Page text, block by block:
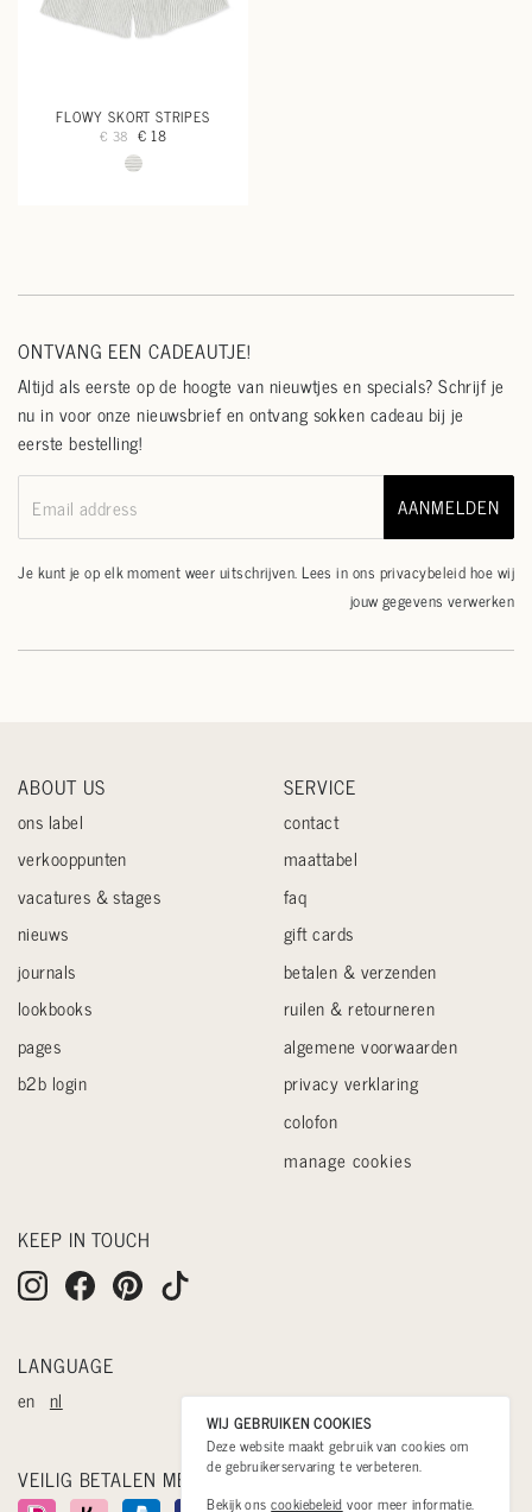
FLOWY SKORT STRIPES
€ 38 € 18
ONTVANG EEN CADEAUTJE!
Altijd als eerste op de hoogte van nieuwtjes en specials? Schrijf je
nu in voor onze nieuwsbrief en ontvang sokken cadeau bij je
eerste bestelling!
Email address AANMELDEN
Je kunt je op elk moment weer uitschrijven. Lees in ons privacybeleidhoe wij
jouw gegevens verwerken
ABOUT US
ons label
verkooppunten
vacatures & stages
nieuws
journals
lookbooks
pages
b2b login
SERVICE
contact
maattabel
faq
gift cards
betalen & verzenden
ruilen & retourneren
algemene voorwaarden
privacy verklaring
colofon
manage cookies
KEEP IN TOUCH
LANGUAGE
en nl
VEILIG BETALEN MET
WIJ GEBRUIKEN COOKIES
Deze website maakt gebruik van cookies om
de gebruikerservaring te verbeteren.
Bekijk onscookiebeleid voor meer informatie.